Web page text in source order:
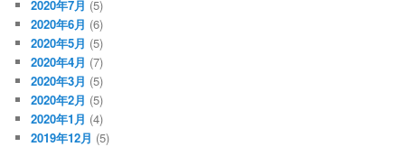
2020年7月 (5)
2020年6月 (6)
2020年5月 (5)
2020年4月 (7)
2020年3月 (5)
2020年2月 (5)
2020年1月 (4)
2019年12月 (5)